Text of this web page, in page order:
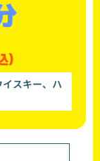
)
スキー、ハ